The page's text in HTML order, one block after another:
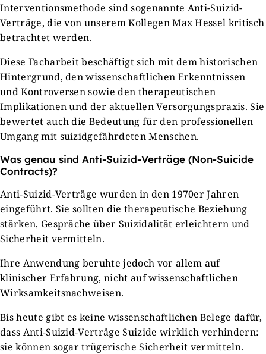
Interventionsmethode sind sogenannte Anti-Suizid-
Verträge, die von unserem Kollegen Max Hessel kritisch
betrachtet werden.
Diese Facharbeit beschäftigt sich mit dem historischen
Hintergrund, den wissenschaftlichen Erkenntnissen
und Kontroversen sowie den therapeutischen
Implikationen und der aktuellen Versorgungspraxis. Sie
bewertet auch die Bedeutung für den professionellen
Umgang mit suizidgefährdeten Menschen.
Was genau sind Anti-Suizid-Verträge (Non-Suicide
Contracts)?
Anti-Suizid-Verträge wurden in den 1970er Jahren
eingeführt. Sie sollten die therapeutische Beziehung
stärken, Gespräche über Suizidalität erleichtern und
Sicherheit vermitteln.
Ihre Anwendung beruhte jedoch vor allem auf
klinischer Erfahrung, nicht auf wissenschaftlichen
Wirksamkeitsnachweisen.
Bis heute gibt es keine wissenschaftlichen Belege dafür,
dass Anti-Suizid-Verträge Suizide wirklich verhindern:
sie können sogar trügerische Sicherheit vermitteln.